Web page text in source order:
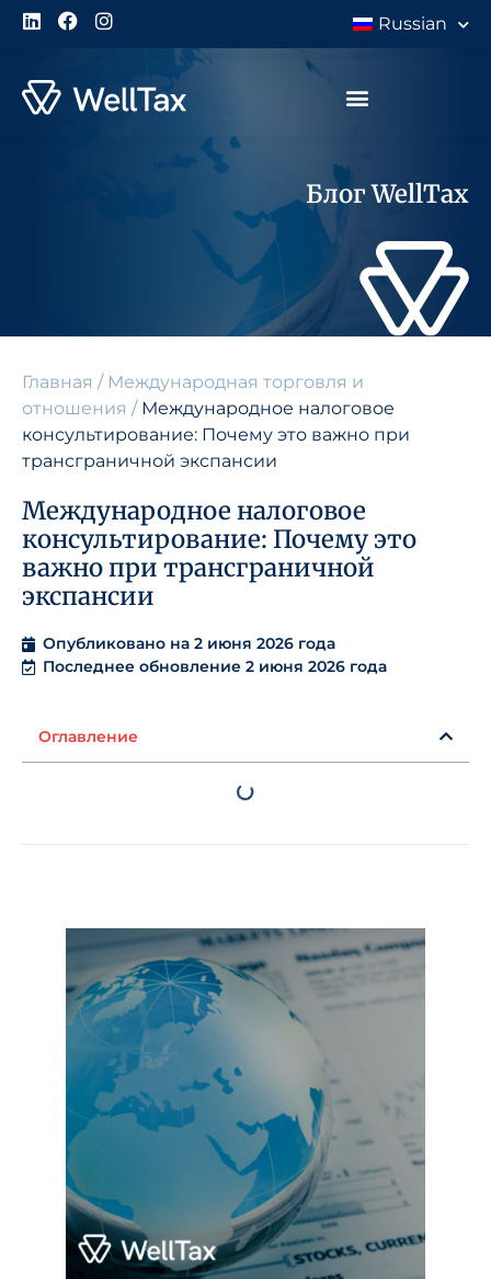
Russian
Блог WellTax
Главная / Международная торговля и
отношения / Международное налоговое
консультирование: Почему это важно при
трансграничной экспансии
Международное налоговое
консультирование: Почему это
важно при трансграничной
экспансии
Опубликовано на 2 июня 2026 года
Последнее обновление 2 июня 2026 года
Оглавление